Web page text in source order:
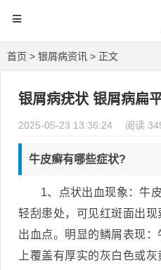
首页 > 银屑病资讯 > 正文
银屑病疣状 银屑病扁
2025-05-23 13:36:24 阅读
牛皮癣有哪些症状?
1、点状出血现象：牛
轻刮患处，可见红斑面出
出血点。明显的鳞屑表现
上覆盖有厚实的灰白色或